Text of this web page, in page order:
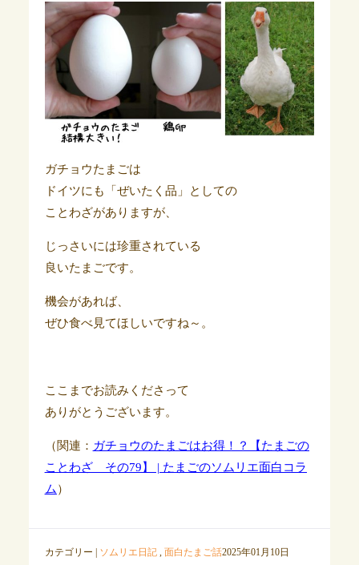
ガチョウたまごは
ドイツにも「ぜいたく品」としての
ことわざがありますが、
じっさいには珍重されている
良いたまごです。
機会があれば、
ぜひ食べ見てほしいですね～。
ここまでお読みくださって
ありがとうございます。
（関連： ガチョウのたまごはお得！？【たまごの
ことわざ その79】 | たまごのソムリエ面白コラ
ム ）
カテゴリー | ソムリエ日記, 面白たまご話2025年01月10日